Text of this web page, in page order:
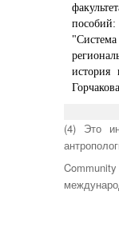
история
Рубрики
(4) Это
Метки